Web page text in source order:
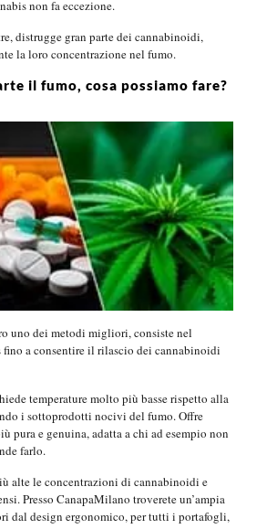
non fa eccezione.
distrugge gran parte dei cannabinoidi,
la loro concentrazione nel fumo.
il fumo, cosa possiamo fare?
uno dei metodi migliori, consiste nel
fino a consentire il rilascio dei cannabinoidi
temperature molto più basse rispetto alla
i sottoprodotti nocivi del fumo. Offre
pura e genuina, adatta a chi ad esempio non
farlo.
alte le concentrazioni di cannabinoidi e
Presso CanapaMilano troverete un’ampia
dal design ergonomico, per tutti i portafogli,